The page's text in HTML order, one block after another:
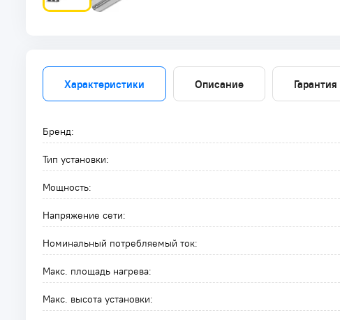
Характеристики Описание Гарантия
Бренд:
Тип установки:
Мощность:
Напряжение сети:
Номинальный потребляемый ток:
Макс. площадь нагрева:
Макс. высота установки: